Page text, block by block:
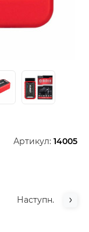
Артикул: 14005
Наступн.